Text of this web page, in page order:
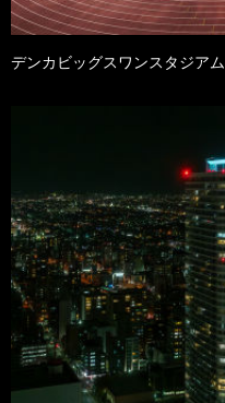
デンカビッグスワンスタジアム